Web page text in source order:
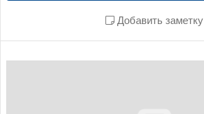
Добавить заметку